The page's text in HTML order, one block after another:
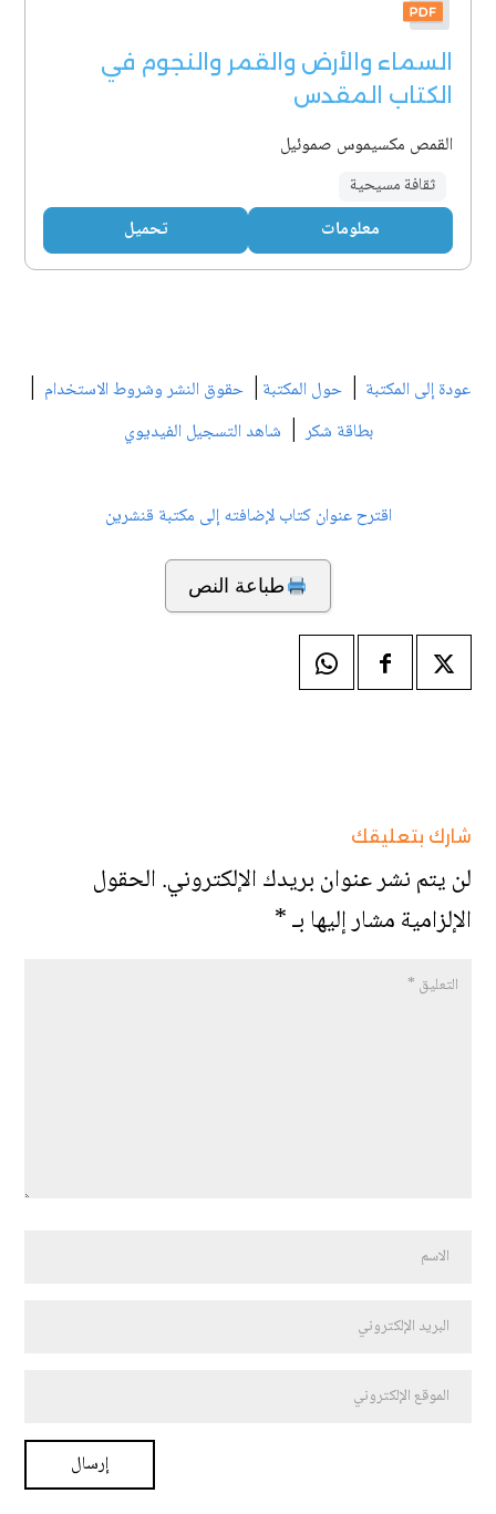
السماء والأرض والقمر والنجوم في
الكتاب المقدس
القمص مكسيموس صموئيل
ثقافة مسيحية
معلومات تحميل
عودة إلى المكتبة | حول المكتبة | حقوق النشر وشروط الاستخدام |
بطاقة شكر| شاهد التسجيل الفيديوي
اقترح عنوان كتاب لإضافته إلى مكتبة قنشرين
طباعة النص
شارك بتعليقك
لن يتم نشر عنوان بريدك الإلكتروني.الحقول
الإلزامية مشار إليها بـ*